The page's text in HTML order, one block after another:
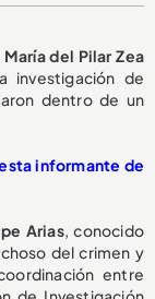
del Pilar Zea
investigación de
dentro de un
informante de
Arias, conocido
del crimen y
entre